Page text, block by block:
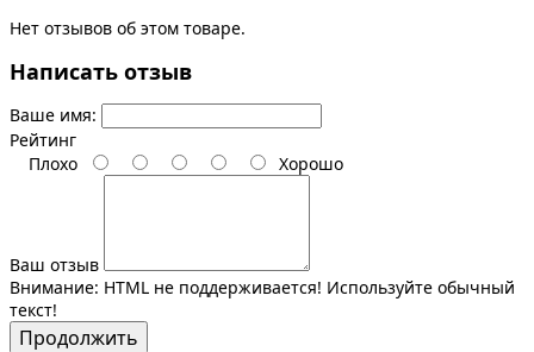
Нет отзывов об этом товаре.
Написать отзыв
Ваше имя:
Рейтинг
Плохо
Хорошо
Ваш отзыв
Внимание: HTML не поддерживается! Используйте обычный
текст!
Продолжить